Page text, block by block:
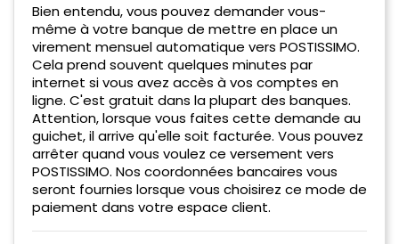
Bien entendu, vous pouvez demander vous-
même à votre banque de mettre en place un
virement mensuel automatique vers POSTISSIMO.
Cela prend souvent quelques minutes par
internet si vous avez accès à vos comptes en
ligne. C'est gratuit dans la plupart des banques.
Attention, lorsque vous faites cette demande au
guichet, il arrive qu'elle soit facturée. Vous pouvez
arrêter quand vous voulez ce versement vers
POSTISSIMO. Nos coordonnées bancaires vous
seront fournies lorsque vous choisirez ce mode de
paiement dans votre espace client.